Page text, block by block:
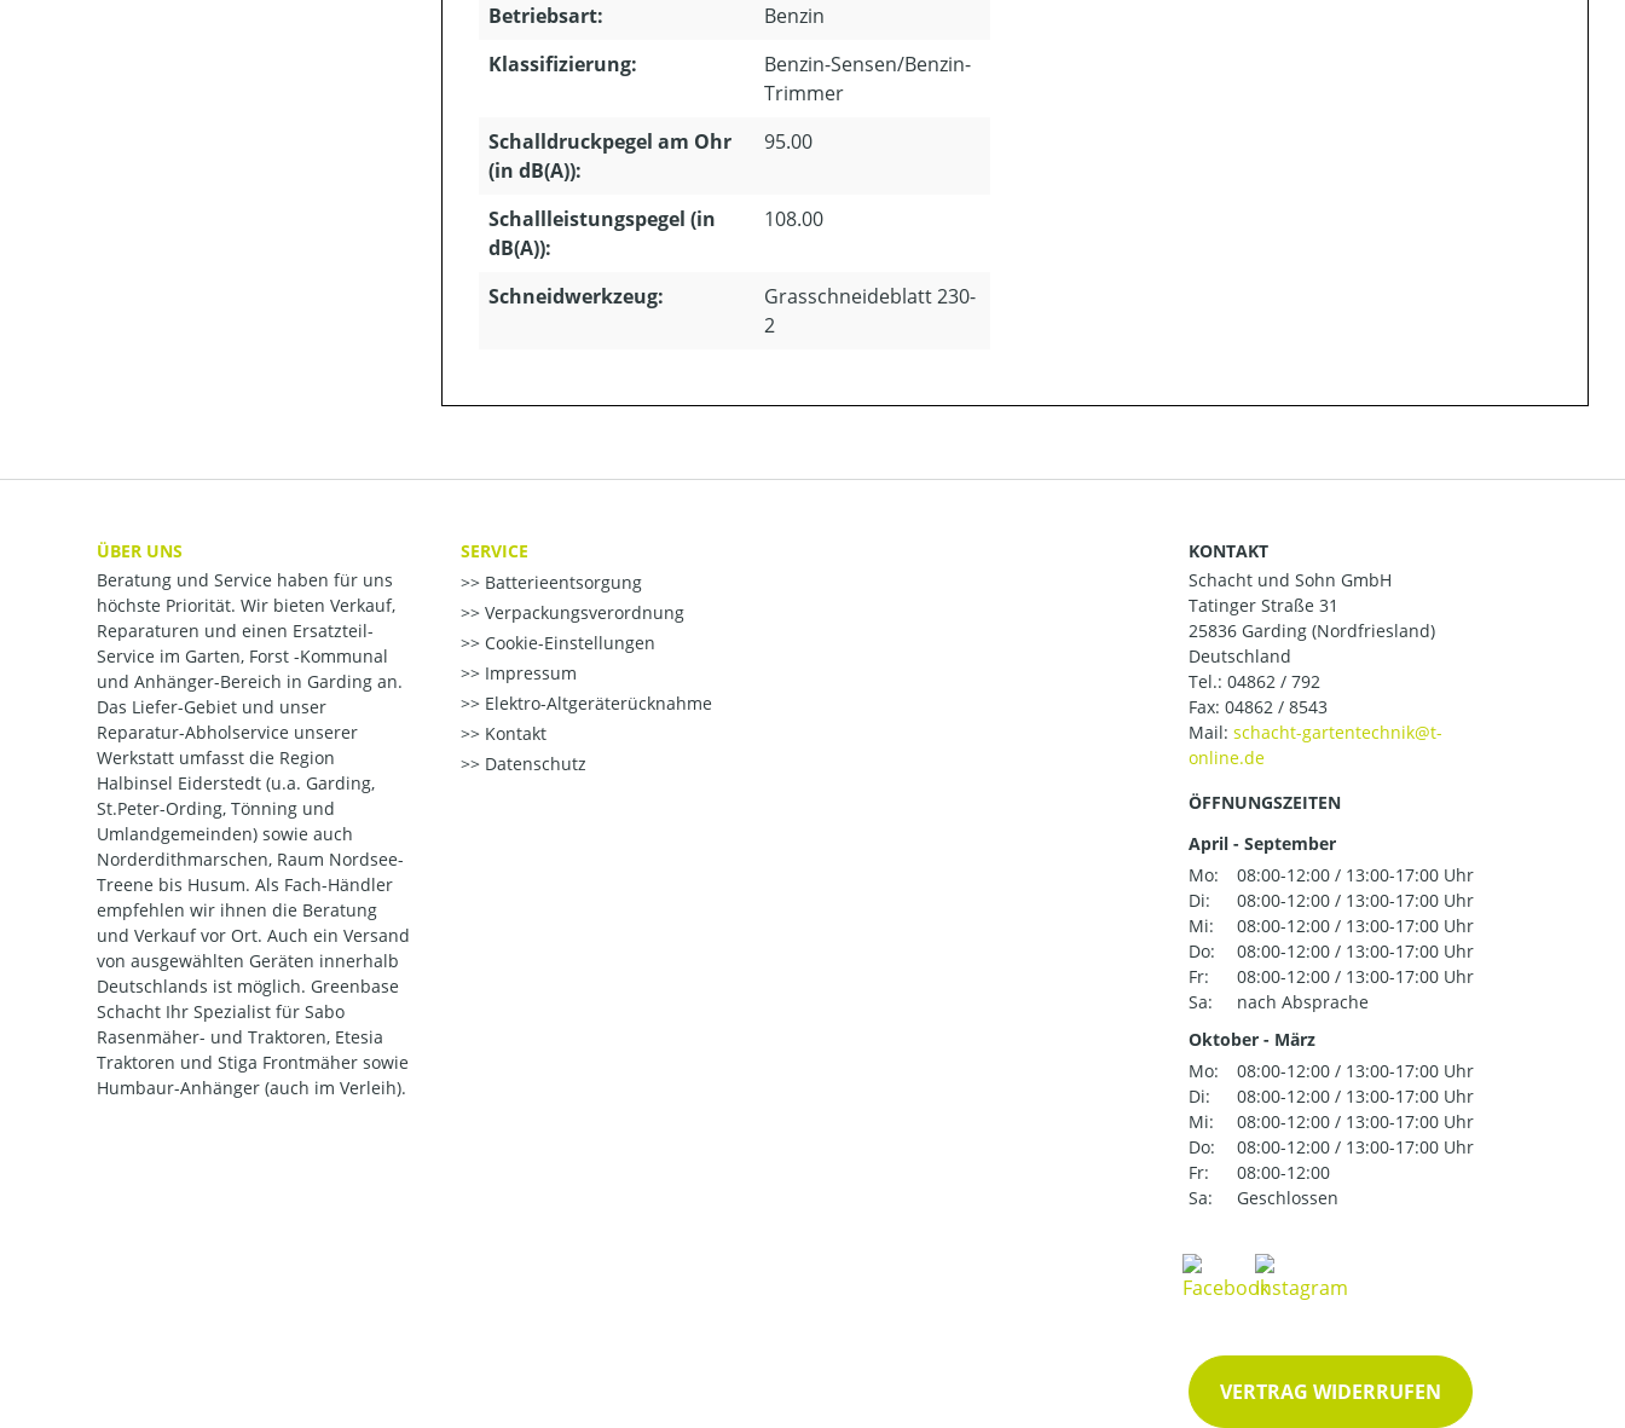
Betriebsart:
Benzin
Klassifizierung:
Benzin-Sensen/Benzin-
Trimmer
Schalldruckpegel am Ohr
(in dB(A)):
95.00
Schallleistungspegel (in
dB(A)):
108.00
Schneidwerkzeug:
Grasschneideblatt 230-
2
ÜBER UNS
Beratung und Service haben für uns
höchste Priorität. Wir bieten Verkauf,
Reparaturen und einen Ersatzteil-
Service im Garten, Forst -Kommunal
und Anhänger-Bereich in Garding an.
Das Liefer-Gebiet und unser
Reparatur-Abholservice unserer
Werkstatt umfasst die Region
Halbinsel Eiderstedt (u.a. Garding,
St.Peter-Ording, Tönning und
Umlandgemeinden) sowie auch
Norderdithmarschen, Raum Nordsee-
Treene bis Husum. Als Fach-Händler
empfehlen wir ihnen die Beratung
und Verkauf vor Ort. Auch ein Versand
von ausgewählten Geräten innerhalb
Deutschlands ist möglich. Greenbase
Schacht Ihr Spezialist für Sabo
Rasenmäher- und Traktoren, Etesia
Traktoren und Stiga Frontmäher sowie
Humbaur-Anhänger (auch im Verleih).
SERVICE
Batterieentsorgung
Verpackungsverordnung
Cookie-Einstellungen
Impressum
Elektro-Altgeräterücknahme
Kontakt
Datenschutz
KONTAKT
Schacht und Sohn GmbH
Tatinger Straße 31
25836 Garding (Nordfriesland)
Deutschland
Tel.: 04862 / 792
Fax: 04862 / 8543
Mail:
ÖFFNUNGSZEITEN
April - September
Mo:
08:00-12:00 / 13:00-17:00 Uhr
Di:
08:00-12:00 / 13:00-17:00 Uhr
Mi:
08:00-12:00 / 13:00-17:00 Uhr
Do:
08:00-12:00 / 13:00-17:00 Uhr
Fr:
08:00-12:00 / 13:00-17:00 Uhr
Sa:
nach Absprache
Oktober - März
Mo:
08:00-12:00 / 13:00-17:00 Uhr
Di:
08:00-12:00 / 13:00-17:00 Uhr
Mi:
08:00-12:00 / 13:00-17:00 Uhr
Do:
08:00-12:00 / 13:00-17:00 Uhr
Fr:
08:00-12:00
Sa:
Geschlossen
VERTRAG WIDERRUFEN